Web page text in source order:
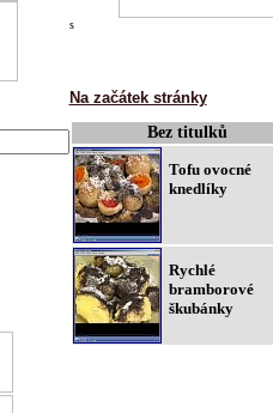
s
Na začátek stránky
Bez titulků
Tofu ovocné
knedlíky
Rychlé
bramborové
škubánky